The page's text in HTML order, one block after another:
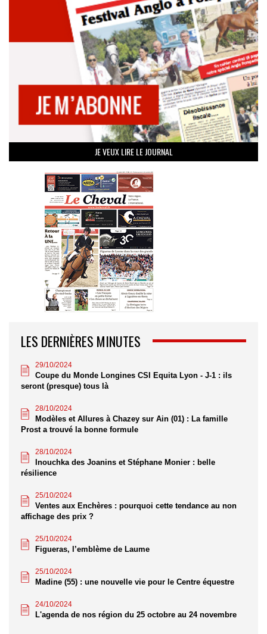
JE VEUX LIRE LE JOURNAL
LES DERNIÈRES MINUTES
29/10/2024
Coupe du Monde Longines CSI Equita Lyon - J-1 : ils
seront (presque) tous là
28/10/2024
Modèles et Allures à Chazey sur Ain (01) : La famille
Prost a trouvé la bonne formule
28/10/2024
Inouchka des Joanins et Stéphane Monier : belle
résilience
25/10/2024
Ventes aux Enchères : pourquoi cette tendance au non
affichage des prix ?
25/10/2024
Figueras, l’emblème de Laume
25/10/2024
Madine (55) : une nouvelle vie pour le Centre équestre
24/10/2024
L'agenda de nos région du 25 octobre au 24 novembre